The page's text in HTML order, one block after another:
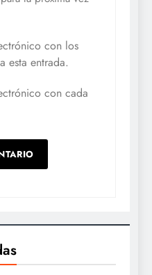
con los
esta entrada.
con cada